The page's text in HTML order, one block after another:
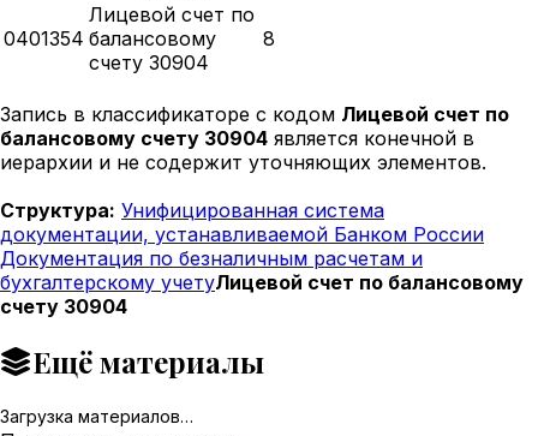
0401354
Лицевой счет по
балансовому
счету 30904
8
Запись в классификаторе с кодом Лицевой счет по
балансовому счету 30904 является конечной в
иерархии и не содержит уточняющих элементов.
Структура: Унифицированная система
документации, устанавливаемой Банком России
Документация по безналичным расчетам и
бухгалтерскому учетуЛицевой счет по балансовому
счету 30904
Ещё материалы
Загрузка материалов…